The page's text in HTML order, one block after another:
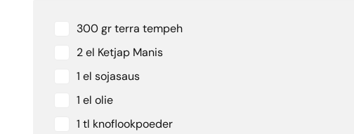
300 gr terra tempeh
2 el Ketjap Manis
1 el sojasaus
1 el olie
1 tl knoflookpoeder